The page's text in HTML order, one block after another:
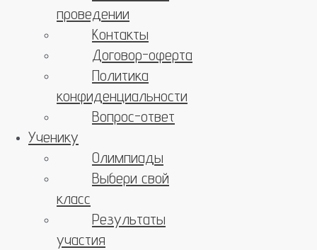
проведении
Контакты
Договор-оферта
Политика
конфиденциальности
Вопрос-ответ
Ученику
Олимпиады
Выбери свой
класс
Результаты
участия